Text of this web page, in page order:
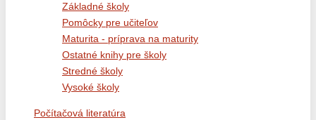
Základné školy
Pomôcky pre učiteľov
Maturita - príprava na maturity
Ostatné knihy pre školy
Stredné školy
Vysoké školy
Počítačová literatúra